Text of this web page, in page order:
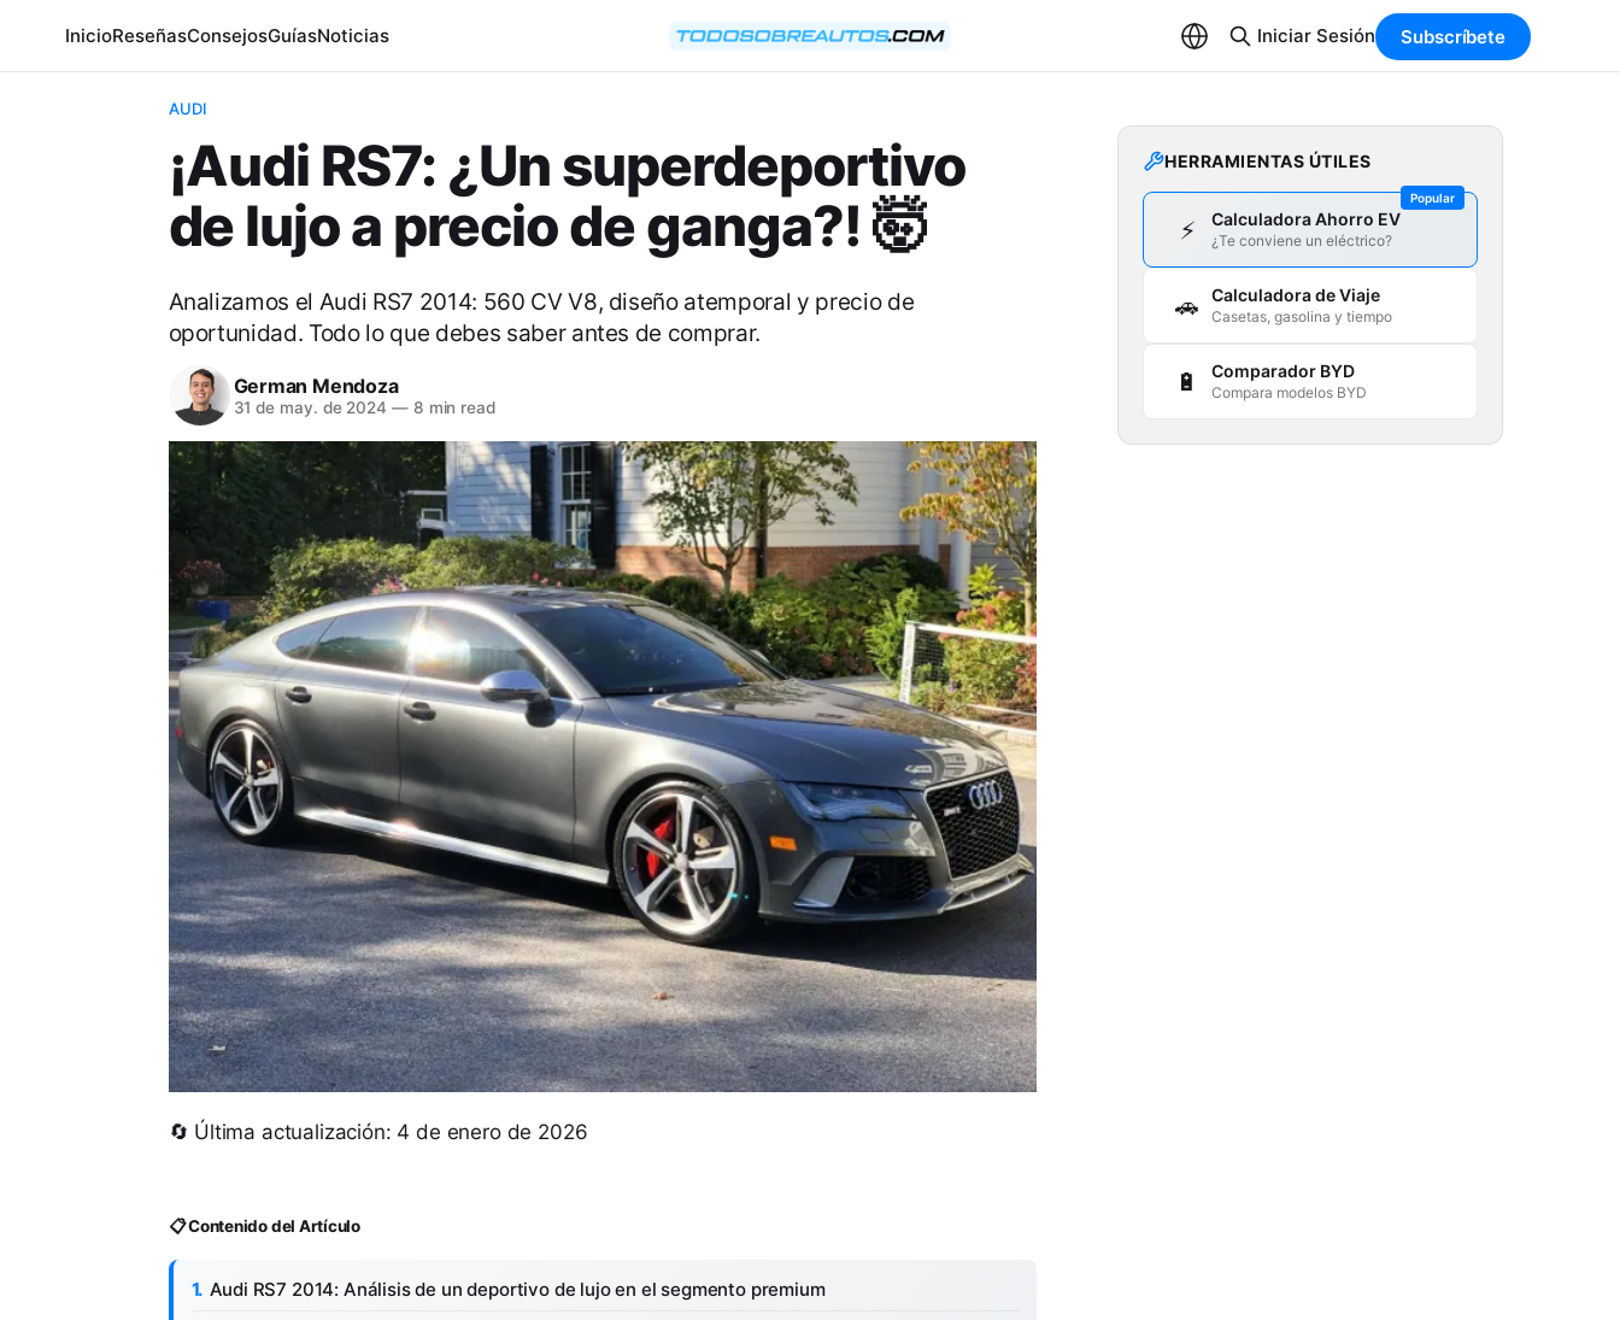
InicioReseñasConsejosGuíasNoticias Iniciar Sesión Subscríbete
AUDI
¡Audi RS7: ¿Un superdeportivo
de lujo a precio de ganga?! 🤯
Analizamos el Audi RS7 2014: 560 CV V8, diseño atemporal y precio de
oportunidad. Todo lo que debes saber antes de comprar.
German Mendoza
31 de may. de 2024 —8 min read
🔄 Última actualización: 4 de enero de 2026
📋 Contenido del Artículo
Audi RS7 2014: Análisis de un deportivo de lujo en el segmento premium
HERRAMIENTAS ÚTILES
Popular
⚡ Calculadora Ahorro EV
¿Te conviene un eléctrico?
🚗 Calculadora de Viaje
Casetas, gasolina y tiempo
🔋 Comparador BYD
Compara modelos BYD